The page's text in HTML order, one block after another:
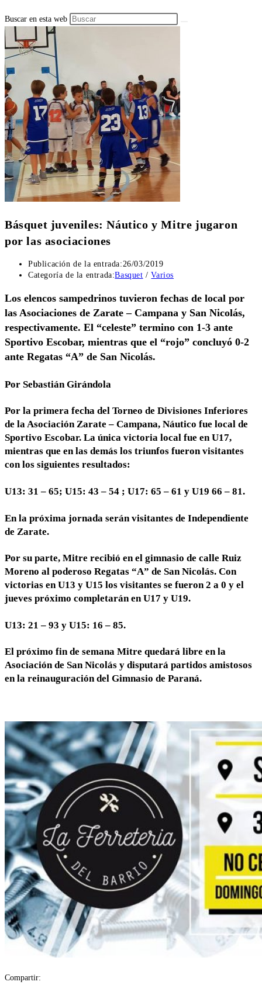
Buscar en esta web
Básquet juveniles: Náutico y Mitre jugaron
por las asociaciones
Publicación de la entrada:26/03/2019
Categoría de la entrada:Basquet / Varios
Los elencos sampedrinos tuvieron fechas de local por
las Asociaciones de Zarate – Campana y San Nicolás,
respectivamente. El “celeste” termino con 1-3 ante
Sportivo Escobar, mientras que el “rojo” concluyó 0-2
ante Regatas “A” de San Nicolás.
Por Sebastián Girándola
Por la primera fecha del Torneo de Divisiones Inferiores
de la Asociación Zarate – Campana, Náutico fue local de
Sportivo Escobar. La única victoria local fue en U17,
mientras que en las demás los triunfos fueron visitantes
con los siguientes resultados:
U13: 31 – 65; U15: 43 – 54 ; U17: 65 – 61 y U19 66 – 81.
En la próxima jornada serán visitantes de Independiente
de Zarate.
Por su parte, Mitre recibió en el gimnasio de calle Ruiz
Moreno al poderoso Regatas “A” de San Nicolás. Con
victorias en U13 y U15 los visitantes se fueron 2 a 0 y el
jueves próximo completarán en U17 y U19.
U13: 21 – 93 y U15: 16 – 85.
El próximo fin de semana Mitre quedará libre en la
Asociación de San Nicolás y disputará partidos amistosos
en la reinauguración del Gimnasio de Paraná.
Compartir: